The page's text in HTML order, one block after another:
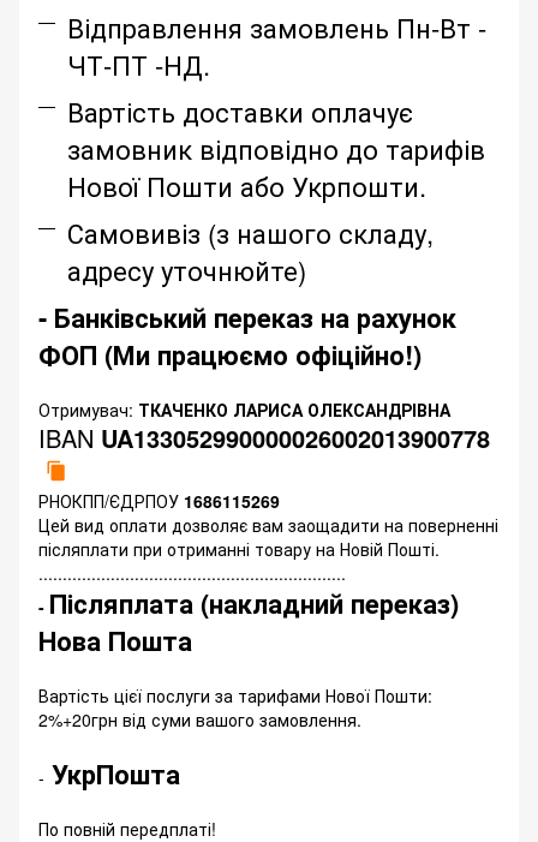
Відправлення замовлень Пн-Вт -
ЧТ-ПТ -НД.
Вартість доставки оплачує
замовник відповідно до тарифів
Нової Пошти або Укрпошти.
Самовивіз (з нашого складу,
адресу уточнюйте)
- Банківський переказ на рахунок
ФОП (Ми працюємо офіційно!)
Отримувач: ТКАЧЕНКО ЛАРИСА ОЛЕКСАНДРІВНА
IBAN UA133052990000026002013900778
РНОКПП/ЄДРПОУ 1686115269
Цей вид оплати дозволяє вам заощадити на поверненні
післяплати при отриманні товару на Новій Пошті.
................................................................
- Післяплата (накладний переказ)
Нова Пошта
Вартість цієї послуги за тарифами Нової Пошти:
2%+20грн від суми вашого замовлення.
- УкрПошта
По повній передплаті!